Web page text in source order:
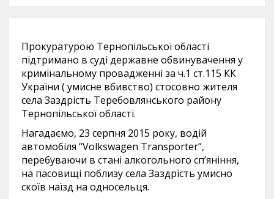
Прокуратурою Тернопільської області
підтримано в суді державне обвинувачення у
кримінальному провадженні за ч.1 ст.115 КК
України ( умисне вбивство) стосовно жителя
села Заздрість Теребовлянського району
Тернопільської області.
Нагадаємо, 23 серпня 2015 року, водій
автомобіля “Volkswagen Тransporter”,
перебуваючи в стані алкогольного сп’яніння,
на пасовищі поблизу села Заздрість умисно
скоїв наїзд на односельця.